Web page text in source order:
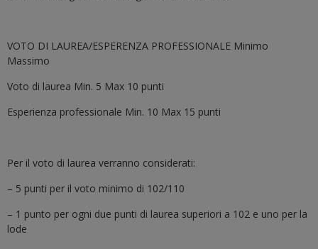
VOTO DI LAUREA/ESPERENZA PROFESSIONALE Minimo
Massimo
Voto di laurea Min. 5 Max 10 punti
Esperienza professionale Min. 10 Max 15 punti
Per il voto di laurea verranno considerati:
– 5 punti per il voto minimo di 102/110
– 1 punto per ogni due punti di laurea superiori a 102 e uno per la
lode